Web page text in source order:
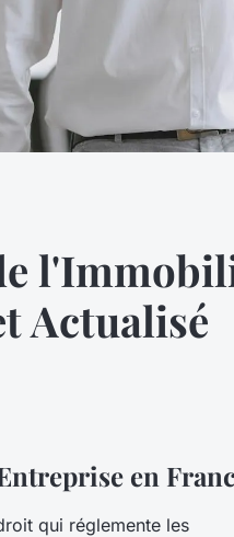
Actualisé
en
qui réglemente les